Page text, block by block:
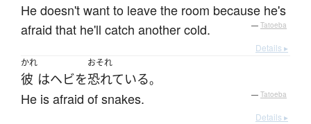
He doesn't want to leave the room because he's
afraid that he'll catch another cold.
— Tatoeba
Details ▸
かれ
彼 はヘビを
おそれ
恐れている。
He is afraid of snakes. — Tatoeba
Details ▸